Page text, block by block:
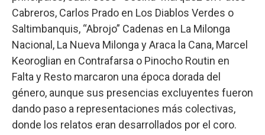
Cabreros, Carlos Prado en Los Diablos Verdes o
Saltimbanquis, “Abrojo” Cadenas en La Milonga
Nacional, La Nueva Milonga y Araca la Cana, Marcel
Keoroglian en Contrafarsa o Pinocho Routin en
Falta y Resto marcaron una época dorada del
género, aunque sus presencias excluyentes fueron
dando paso a representaciones más colectivas,
donde los relatos eran desarrollados por el coro.